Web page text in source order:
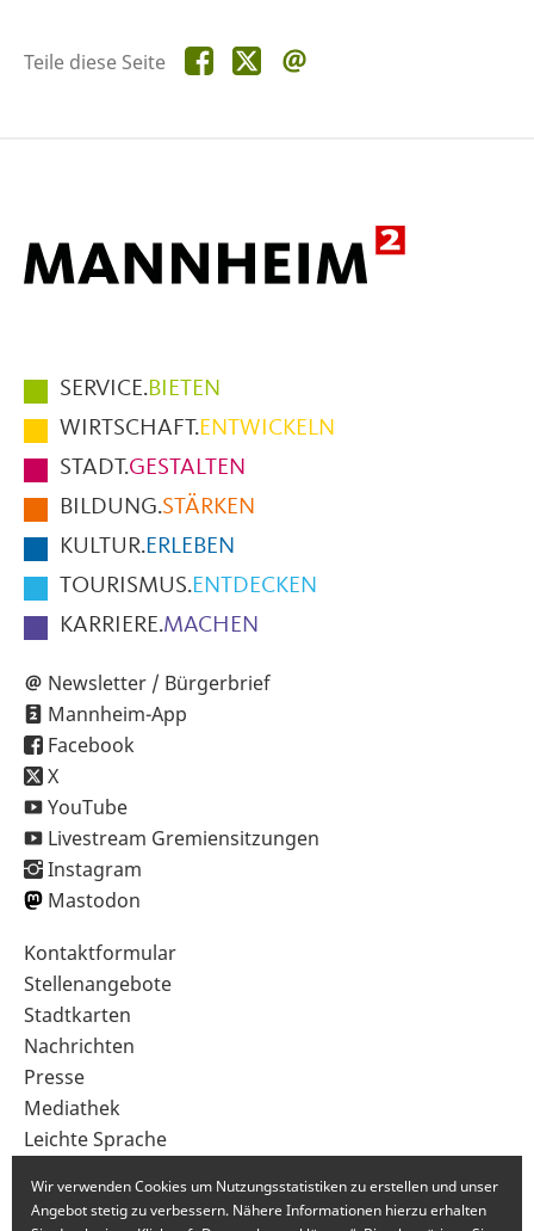
Teile diese Seite Teile
diese
Teile
diese
Hauptmenüpunkte
im
Fußbereich
der
Seite
SERVICE.BIETEN
WIRTSCHAFT.ENTWICKELN
STADT.GESTALTEN
BILDUNG.STÄRKEN
KULTUR.ERLEBEN
TOURISMUS.ENTDECKEN
KARRIERE.MACHEN
Newsletter / Bürgerbrief
Mannheim-App
Facebook
X
YouTube
Livestream Gremiensitzungen
Instagram
Mastodon
Sekundärnavigation
im
Fußbereich
Kontaktformular
Stellenangebote
Stadtkarten
Nachrichten
Presse
Mediathek
Leichte Sprache
Wir verwenden Cookies um Nutzungsstatistiken zu erstellen und unser
Angebot stetig zu verbessern. Nähere Informationen hierzu erhalten